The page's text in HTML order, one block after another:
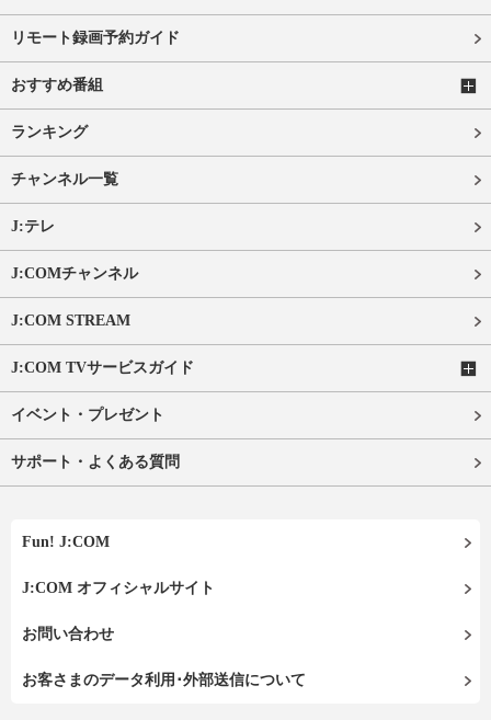
リモート録画予約ガイド
おすすめ番組
ランキング
チャンネル一覧
J:テレ
J:COMチャンネル
J:COM STREAM
J:COM TVサービスガイド
イベント・プレゼント
サポート・よくある質問
Fun! J:COM
J:COM オフィシャルサイト
お問い合わせ
お客さまのデータ利用･外部送信について